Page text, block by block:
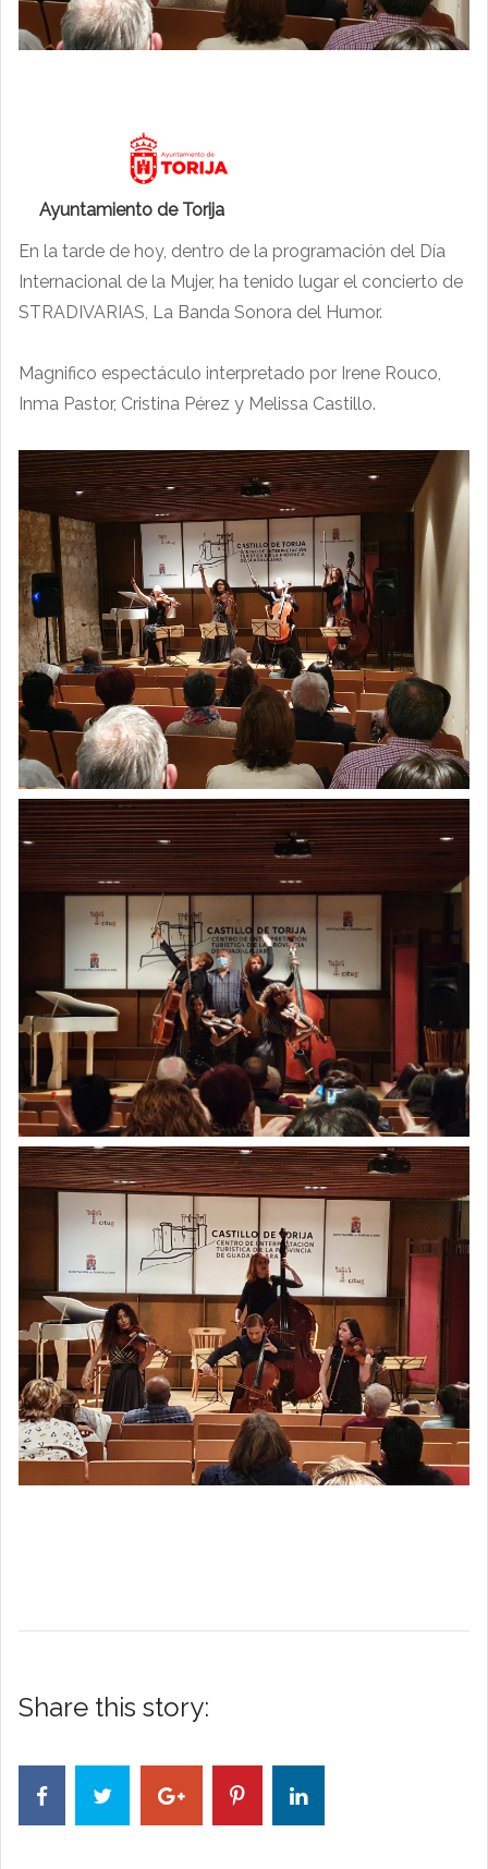
Ayuntamiento de Torija
En la tarde de hoy, dentro de la programación del Día
Internacional de la Mujer, ha tenido lugar el concierto de
STRADIVARIAS, La Banda Sonora del Humor.
Magnifico espectáculo interpretado por Irene Rouco,
Inma Pastor, Cristina Pérez y Melissa Castillo.
Share this story: